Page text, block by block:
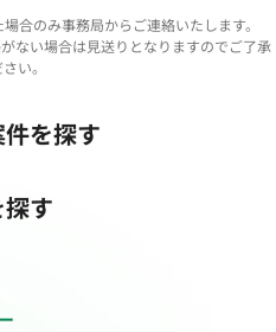
合のみ事務局からご連絡いたします。
ない場合は見送りとなりますのでご了承
い。
を探す
す